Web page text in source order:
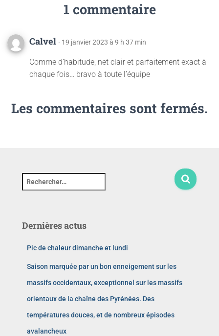
1 commentaire
Calvel · 19 janvier 2023 à 9 h 37 min
Comme d’habitude, net clair et parfaitement exact à
chaque fois… bravo à toute l’équipe
Les commentaires sont fermés.
Dernières actus
Pic de chaleur dimanche et lundi
Saison marquée par un bon enneigement sur les
massifs occidentaux, exceptionnel sur les massifs
orientaux de la chaîne des Pyrénées. Des
températures douces, et de nombreux épisodes
avalancheux